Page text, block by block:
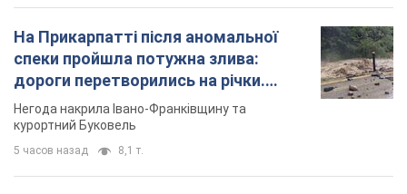
На Прикарпатті після аномальної
спеки пройшла потужна злива:
дороги перетворились на річки.
Відео
Негода накрила Івано-Франківщину та
курортний Буковель
5 часов назад 8,1 т.